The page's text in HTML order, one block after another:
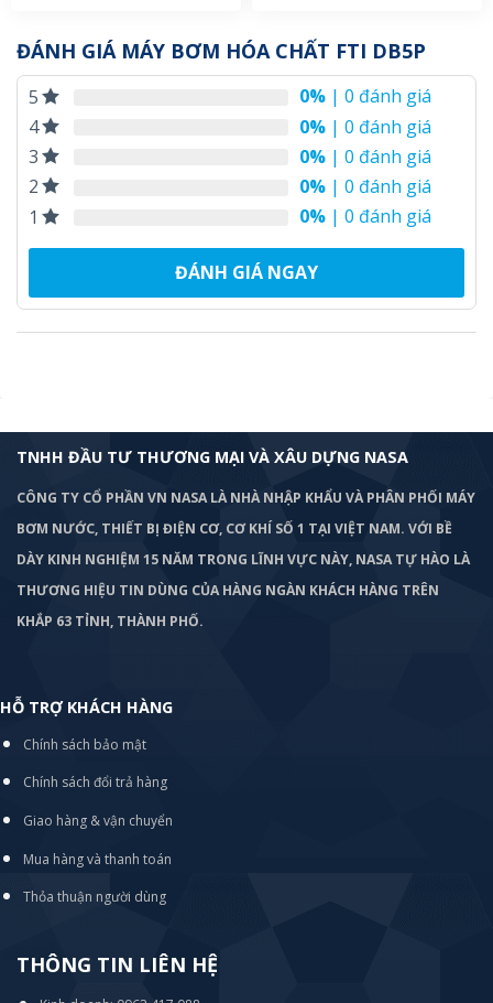
ĐÁNH GIÁ MÁY BƠM HÓA CHẤT FTI DB5P
5 0% | 0 đánh giá
4
0% | 0 đánh giá
3
0% | 0 đánh giá
2
0% | 0 đánh giá
1
0% | 0 đánh giá
ĐÁNH GIÁ NGAY
TNHH ĐẦU TƯ THƯƠNG MẠI VÀ XÂU DỰNG NASA
CÔNG TY CỔ PHẦN VN NASA LÀ NHÀ NHẬP KHẨU VÀ PHÂN PHỐI MÁY
BƠM NƯỚC, THIẾT BỊ ĐIỆN CƠ, CƠ KHÍ SỐ 1 TẠI VIỆT NAM. VỚI BỀ
DÀY KINH NGHIỆM 15 NĂM TRONG LĨNH VỰC NÀY, NASA TỰ HÀO LÀ
THƯƠNG HIỆU TIN DÙNG CỦA HÀNG NGÀN KHÁCH HÀNG TRÊN
KHẮP 63 TỈNH, THÀNH PHỐ.
HỖ TRỢ KHÁCH HÀNG
Chính sách bảo mật
Chính sách đổi trả hàng
Giao hàng & vận chuyển
Mua hàng và thanh toán
Thỏa thuận người dùng
THÔNG TIN LIÊN HỆ